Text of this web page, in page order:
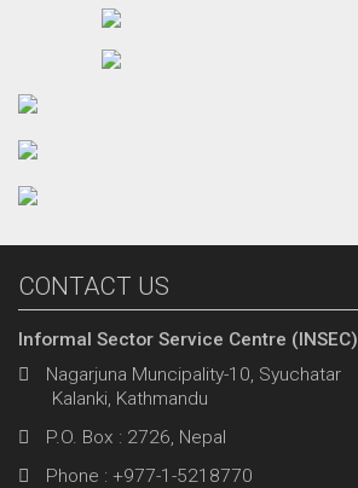
CONTACT US
Informal Sector Service Centre (INSEC)
Nagarjuna Muncipality-10, Syuchatar
Kalanki, Kathmandu
P.O. Box : 2726, Nepal
Phone : +977-1-5218770